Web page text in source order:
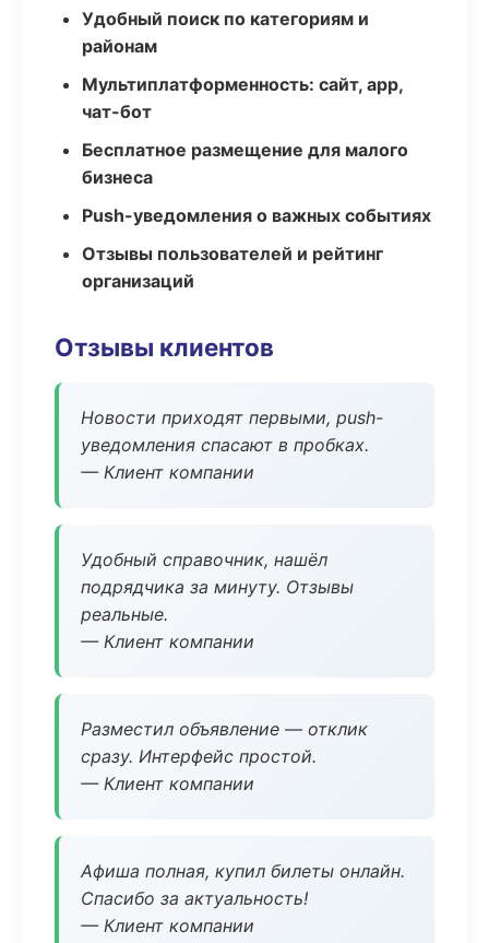
Удобный поиск по категориям и
районам
Мультиплатформенность: сайт, app,
чат-бот
Бесплатное размещение для малого
бизнеса
Push-уведомления о важных событиях
Отзывы пользователей и рейтинг
организаций
Отзывы клиентов
Новости приходят первыми, push-
уведомления спасают в пробках.
— Клиент компании
Удобный справочник, нашёл
подрядчика за минуту. Отзывы
реальные.
— Клиент компании
Разместил объявление — отклик
сразу. Интерфейс простой.
— Клиент компании
Афиша полная, купил билеты онлайн.
Спасибо за актуальность!
— Клиент компании